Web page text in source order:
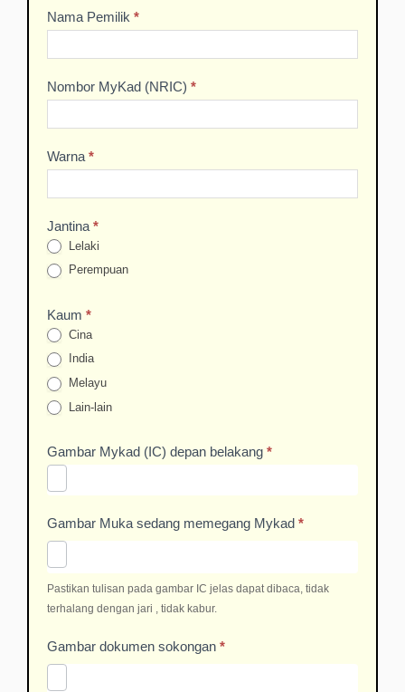
Nama Pemilik *
Nombor MyKad (NRIC) *
Warna *
Jantina *
Lelaki
Perempuan
Kaum *
Cina
India
Melayu
Lain-lain
Gambar Mykad (IC) depan belakang *
Gambar Muka sedang memegang Mykad *
Pastikan tulisan pada gambar IC jelas dapat dibaca, tidak
terhalang dengan jari , tidak kabur.
Gambar dokumen sokongan *